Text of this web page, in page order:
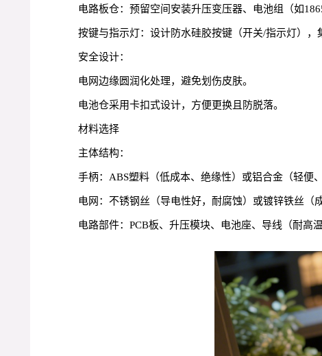
电路板仓：预留空间安装升压变压器、电池组（如
按键与指示灯：设计防水硅胶按键（开关/指示灯），
安全设计：
电网边缘圆润化处理，避免划伤皮肤。
电池仓采用卡扣式设计，方便更换且防脱落。
材料选择
主体结构：
手柄：ABS塑料（低成本、绝缘性）或铝合金（轻便
电网：不锈钢丝（导电性好，耐腐蚀）或镀锌铁丝（
电路部件：PCB板、升压模块、电池座、导线（耐高